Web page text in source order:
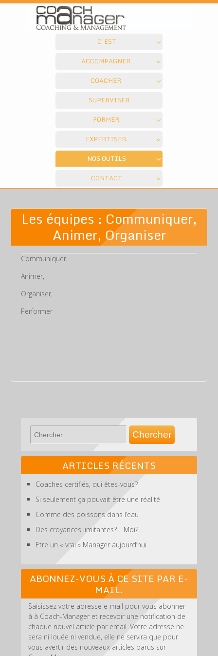
C’EST
ACCOMPAGNER,
COACHER,
SUPERVISER
FORMER,
EXPERTISER.
NOS OUTILS
CONTACT
Les équipes : Communiquer,
Animer, Organiser
Communiquer,
Animer,
Organiser,
Performer
ARTICLES RÉCENTS
Coaches certifiés, qui êtes-vous?
Si seulement ça pouvait être une réalité
Comme des poissons dans l’eau
Des croyances limitantes?… Moi?…
Etre un « vrai » Manager aujourd’hui
ABONNEZ-VOUS À CE SITE PAR E-
MAIL.
Saisissez votre adresse e-mail pour vous abonner
à à Coach-Manager et recevoir une notification de
chaque nouvel article par email. Votre adresse ne
sera ni louée ni vendue, elle ne servira que pour
vous avertir des nouveaux articles parus sur